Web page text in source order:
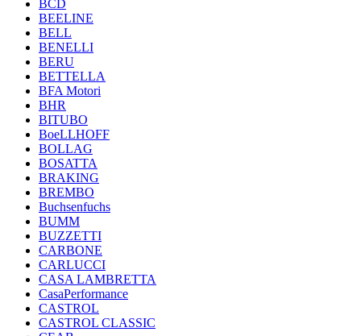
BCD
BEELINE
BELL
BENELLI
BERU
BETTELLA
BFA Motori
BHR
BITUBO
BoeLLHOFF
BOLLAG
BOSATTA
BRAKING
BREMBO
Buchsenfuchs
BUMM
BUZZETTI
CARBONE
CARLUCCI
CASA LAMBRETTA
CasaPerformance
CASTROL
CASTROL CLASSIC